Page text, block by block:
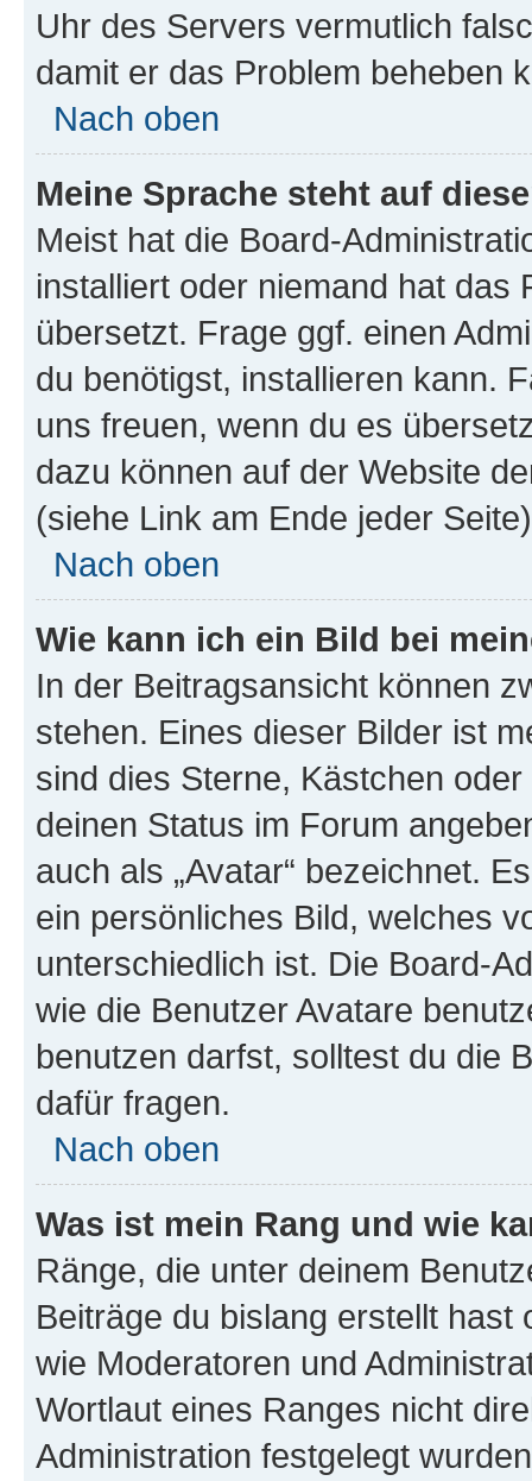
Uhr des Servers vermutlich
damit er das Problem beheben
Nach oben
Meine Sprache steht auf
Meist hat die Board-
installiert oder niemand hat das
übersetzt. Frage ggf. einen
du benötigst, installieren kann.
uns freuen, wenn du es
dazu können auf der Website
(siehe Link am Ende jeder
Nach oben
Wie kann ich ein Bild bei
In der Beitragsansicht können
stehen. Eines dieser Bilder ist
sind dies Sterne, Kästchen
deinen Status im Forum
auch als „Avatar“ bezeichnet.
ein persönliches Bild, welches
unterschiedlich ist. Die Board-
wie die Benutzer Avatare
benutzen darfst, solltest du die
dafür fragen.
Nach oben
Was ist mein Rang und wie
Ränge, die unter deinem
Beiträge du bislang erstellt
wie Moderatoren und
Wortlaut eines Ranges nicht
Administration festgelegt